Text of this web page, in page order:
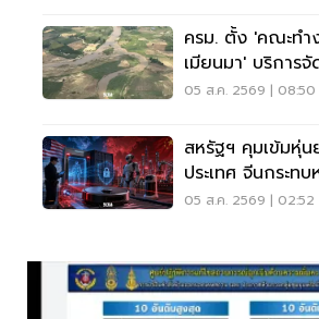
ครม. ตั้ง 'คณะทำ
เมียนมา' บริการ
ข้ามแดน
05 ส.ค. 2569 | 08:50
สหรัฐฯ คุมเข้มหุ่
ประเทศ จีนกระท
โดนด้วย
05 ส.ค. 2569 | 02:52